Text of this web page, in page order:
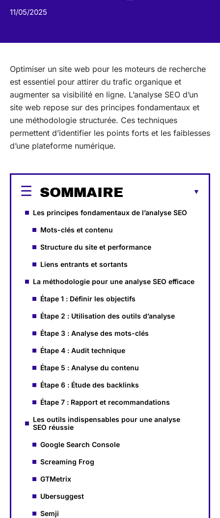
11/05/2025
Optimiser un site web pour les moteurs de recherche
est essentiel pour attirer du trafic organique et
augmenter sa visibilité en ligne. L’analyse SEO d’un
site web repose sur des principes fondamentaux et
une méthodologie structurée. Ces techniques
permettent d’identifier les points forts et les faiblesses
d’une plateforme numérique.
SOMMAIRE
Les principes fondamentaux de l’analyse SEO
Mots-clés et contenu
Structure du site et performance
Liens entrants et sortants
La méthodologie pour une analyse SEO efficace
Étape 1 : Définir les objectifs
Étape 2 : Utilisation des outils d’analyse
Étape 3 : Analyse des mots-clés
Étape 4 : Audit technique
Étape 5 : Analyse du contenu
Étape 6 : Étude des backlinks
Étape 7 : Rapport et recommandations
Les outils indispensables pour une analyse
SEO réussie
Google Search Console
Screaming Frog
GTMetrix
Ubersuggest
Semji